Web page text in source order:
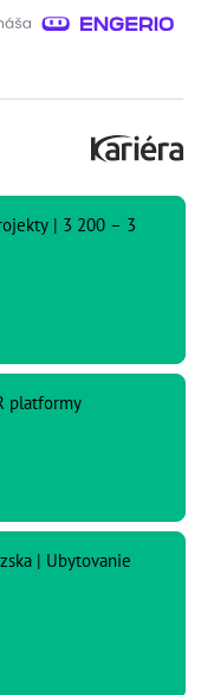
| 3 200 – 3
platformy
| Ubytovanie